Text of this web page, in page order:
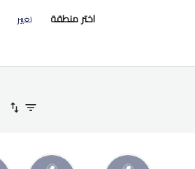
اختر منطقة تغيير